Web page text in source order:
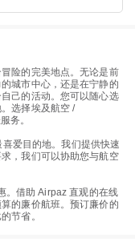
险的完美地点。无论是前
城市中心，还是在宁静的
己的活动。您可以随心选
选择埃及航空 /
务。
爱目的地。我们提供快速
，我们可以协助您与航空
。借助 Airpaz 直观的在线
的廉价航班。预订廉价的
节省。